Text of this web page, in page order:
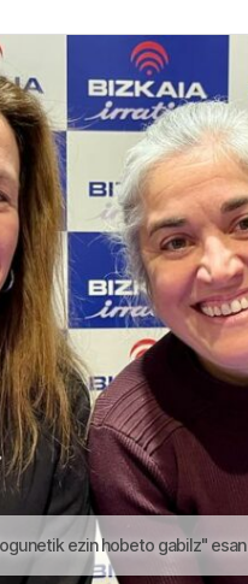
ezin hobeto gabilz" esan